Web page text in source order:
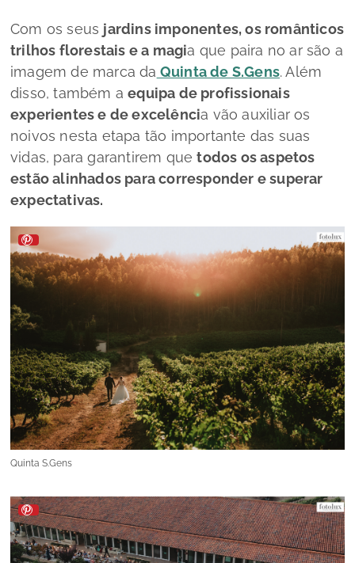
Com os seus jardins imponentes, os românticos
trilhos florestais e a magia que paira no ar são a
imagem de marca da Quinta de S.Gens. Além
disso, também aequipa de profissionais
experientes e de excelência vão auxiliar os
noivos nesta etapa tão importante das suas
vidas, para garantirem quetodos os aspetos
estão alinhados para corresponder e superar
expectativas.
Quinta S.Gens